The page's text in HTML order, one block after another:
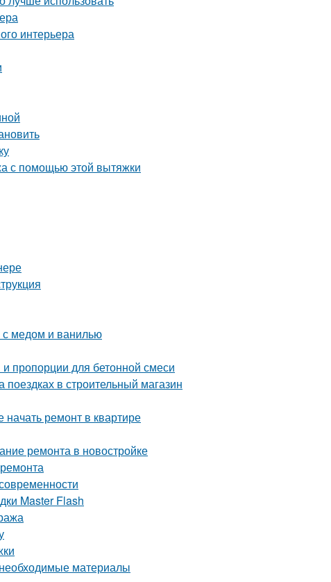
интерьера
с помощью этой вытяжки
медом и ванилью
пропорции для бетонной смеси
в строительный магазин
начать ремонт в квартире
ремонта в новостройке
Master Flash
материалы